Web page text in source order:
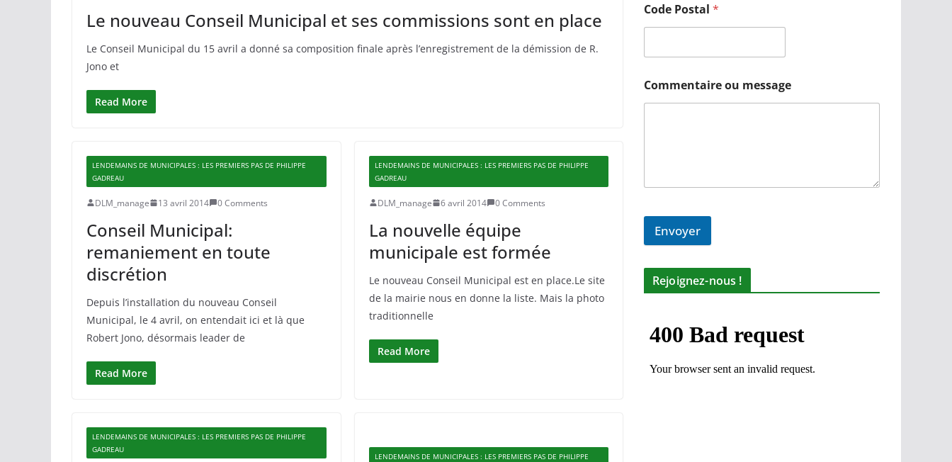
Le nouveau Conseil Municipal et ses commissions sont en place
Le Conseil Municipal du 15 avril a donné sa composition finale après l’enregistrement de la démission de R.
Jono et
Read More
LENDEMAINS DE MUNICIPALES : LES PREMIERS PAS DE PHILIPPE
GADREAU
DLM_manage 13 avril 2014 0 Comments
Conseil Municipal:
remaniement en toute
discrétion
Depuis l’installation du nouveau Conseil
Municipal, le 4 avril, on entendait ici et là que
Robert Jono, désormais leader de
Read More
LENDEMAINS DE MUNICIPALES : LES PREMIERS PAS DE PHILIPPE
GADREAU
DLM_manage 6 avril 2014 0 Comments
La nouvelle équipe
municipale est formée
Le nouveau Conseil Municipal est en place.Le site
de la mairie nous en donne la liste. Mais la photo
traditionnelle
Read More
LENDEMAINS DE MUNICIPALES : LES PREMIERS PAS DE PHILIPPE
GADREAU
LENDEMAINS DE MUNICIPALES : LES PREMIERS PAS DE PHILIPPE
Code Postal *
Commentaire ou message
Envoyer
Rejoignez-nous !